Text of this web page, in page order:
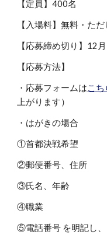
【定員】400名
【入場料】無料・た
【応募締め切り】12
【応募方法】
・応募フォームはこち
上がります）
・はがきの場合
①首都決戦希望
②郵便番号、住所
③氏名、年齢
④職業
⑤電話番号 を明記し、